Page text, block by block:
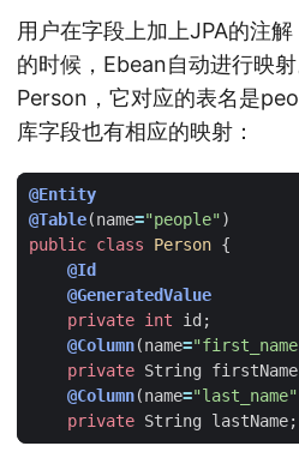
用户在字段上加上JPA的注
的时候，Ebean自动进行映
Person，它对应的表名是
库字段也有相应的映射：
@Entity
@Table(name="people")
public class Person {
@Id
@GeneratedValue
private int id ;
@Column(name=
private String firstName
@Column(name="last_name"
private String lastName;